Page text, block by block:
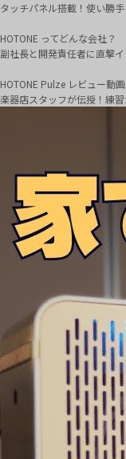
タッチパネル搭載！使い勝
HOTONE ってどんな会社？
副社長と開発責任者に直撃
HOTONE Pulze レビュー動画
楽器店スタッフが伝授！練